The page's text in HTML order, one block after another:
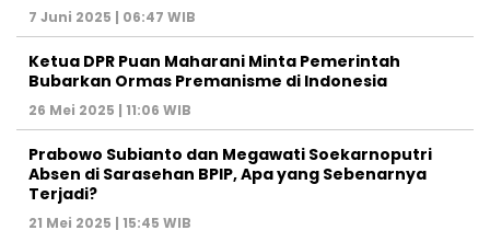
MEDIA NETWORK
Jakarta
Banten Jawa Barat Jawa Tengah DIY Jawa Timur
Sumatera
Kalimantan
HOME
KODE ETIK
PEDOMAN MEDIA